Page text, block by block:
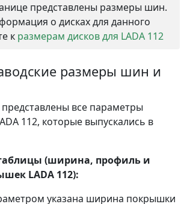
представлены размеры шин.
о дисках для данного
к размерам дисков для LADA 112
размеры шин и
все параметры
112, которые выпускались в
(ширина, профиль и
LADA 112):
указана ширина покрышки